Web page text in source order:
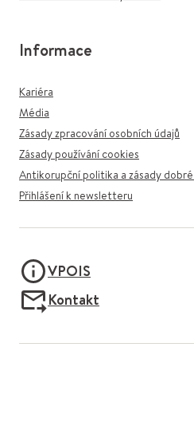
Informace
Kariéra
Média
Zásady zpracování osobních údajů
Zásady používání cookies
Antikorupční politika a zásady
Přihlášení k newsletteru
VPOIS
Kontakt